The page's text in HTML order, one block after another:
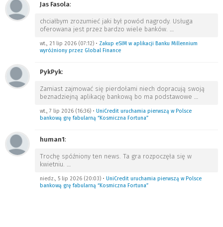
Jas Fasola:
chciałbym zrozumieć jaki był powód nagrody. Usługa
oferowana jest przez bardzo wiele banków. …
wt., 21 lip 2026 (07:12) • Zakup eSIM w aplikacji Banku Millennium
wyróżniony przez Global Finance
PykPyk:
Zamiast zajmować się pierdołami niech dopracują swoją
beznadziejną aplikację bankową bo ma podstawowe …
wt., 7 lip 2026 (16:36) • UniCredit uruchamia pierwszą w Polsce
bankową grę fabularną “Kosmiczna Fortuna”
human1:
Trochę spóźniony ten news. Ta gra rozpoczęła się w
kwietniu. …
niedz., 5 lip 2026 (20:03) • UniCredit uruchamia pierwszą w Polsce
bankową grę fabularną “Kosmiczna Fortuna”